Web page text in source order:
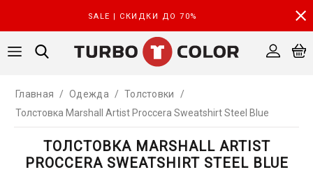
SALE | СКИДКИ ДО 70%
Главная / Одежда / Толстовки
/
Толстовка Marshall Artist Proccera Sweatshirt Steel Blue
ТОЛСТОВКА MARSHALL ARTIST
PROCCERA SWEATSHIRT STEEL BLUE